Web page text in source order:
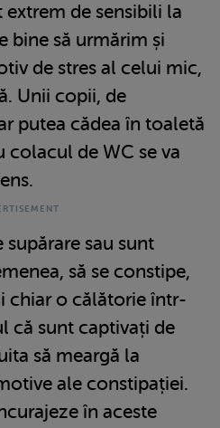
de sensibili la
bine să urmărim și
de stres al celui mic,
Unii copii, de
putea cădea în toaletă
colacul de WC se va
sau sunt
să se constipe,
chiar o călătorie într-
că sunt captivați de
să meargă la
ale constipației.
în aceste